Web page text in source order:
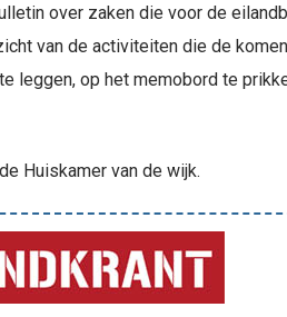
over zaken die voor de
van de activiteiten die de
leggen, op het memobord te
Huiskamer van de wijk.